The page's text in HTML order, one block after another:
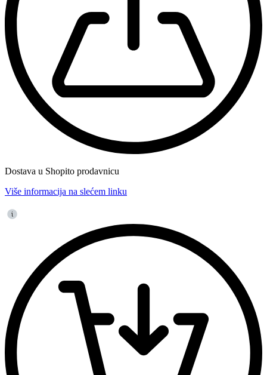
Dostava u Shopito prodavnicu
Više informacija na slećem linku